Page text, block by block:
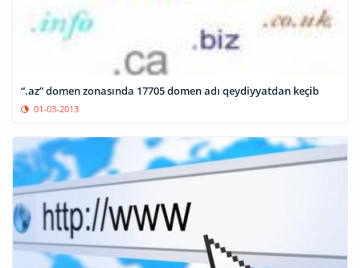
“.az” domen zonasında 17705 domen adı qeydiyyatdan keçib
01-03-2013